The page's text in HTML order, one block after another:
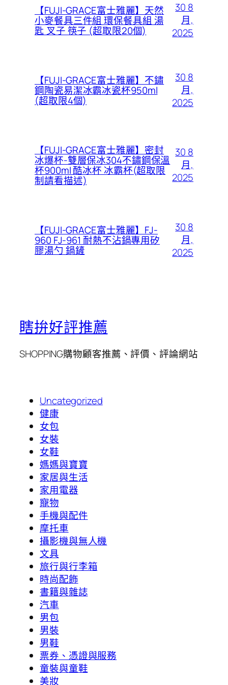
【FUJI-GRACE富士雅麗】天然
小麥餐具三件組 環保餐具組 湯
匙 叉子 筷子 (超取限20個)
30 8
月,
2025
【FUJI-GRACE富士雅麗】不鏽
鋼陶瓷易潔冰霸冰瓷杯950ml
(超取限4個)
30 8
月,
2025
【FUJI-GRACE富士雅麗】密封
冰爆杯-雙層保冰304不鏽鋼保溫
杯900ml 酷冰杯 冰霸杯(超取限
制請看描述)
30 8
月,
2025
【FUJI-GRACE富士雅麗】FJ-
960 FJ-961 耐熱不沾鍋專用矽
膠湯勺 鍋鏟
30 8
月,
2025
瞎拚好評推薦
SHOPPING購物顧客推薦、評價、評論網站
Uncategorized
健康
女包
女裝
女鞋
媽媽與寶寶
家居與生活
家用電器
寵物
手機與配件
摩托車
攝影機與無人機
文具
旅行與行李箱
時尚配飾
書籍與雜誌
汽車
男包
男裝
男鞋
票券、憑證與服務
童裝與童鞋
美妝